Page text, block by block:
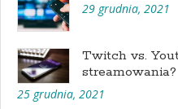
29 grudnia, 2021
Twitch vs.
streamowania?
25 grudnia, 2021